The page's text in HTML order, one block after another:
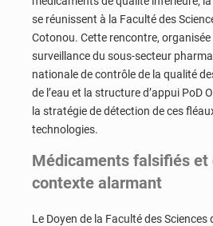
se réunissent à la Faculté des
Cotonou. Cette rencontre, organisée
surveillance du sous-secteur
nationale de contrôle de la qualité
de l’eau et la structure d’appui PoD
la stratégie de détection de ces
technologies.
Médicaments falsifiés et
contexte alarmant
Le Doyen de la Faculté des Sciences